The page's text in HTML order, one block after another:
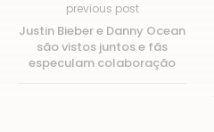
previous post
Justin Bieber e Danny Ocean
são vistos juntos e fãs
especulam colaboração